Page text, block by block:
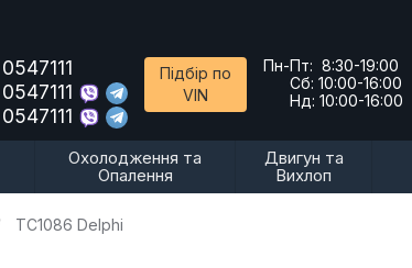
0547111
0547111
0547111
Підбір по
VIN
Пн-Пт: 8:30-19:00
Сб: 10:00-16:00
Нд: 10:00-16:00
Охолодження та
Опалення
Двигун та
Вихлоп
TC1086 Delphi